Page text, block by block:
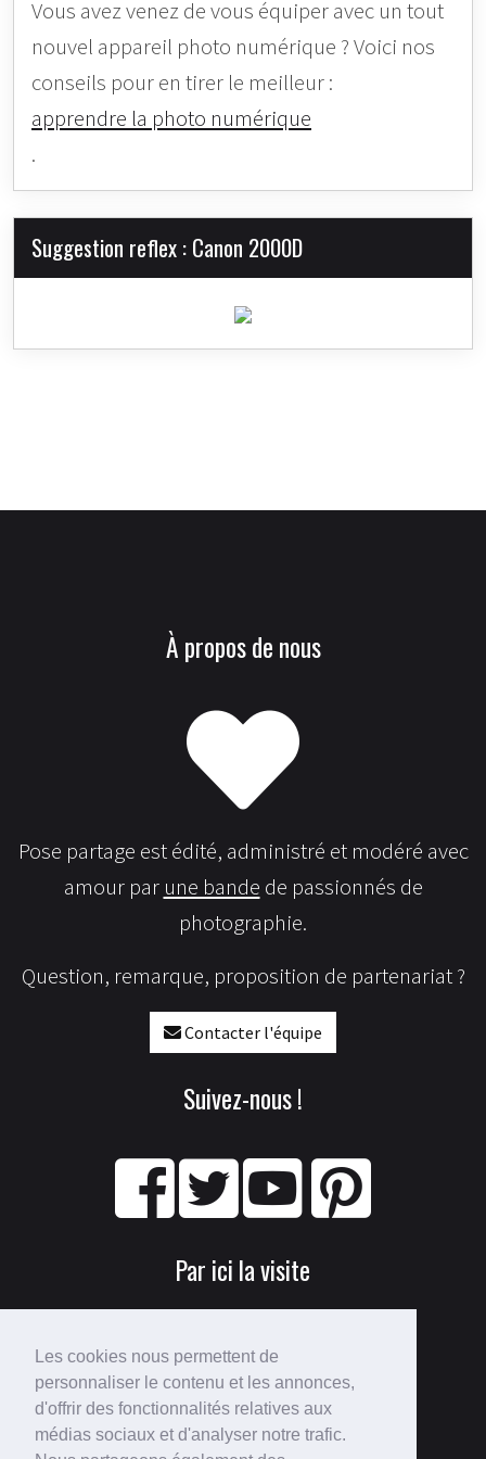
Les cookies nous permettent de
personnaliser le contenu et les annonces,
d'offrir des fonctionnalités relatives aux
médias sociaux et d'analyser notre trafic.
Vous avez venez de vous équiper avec un tout
nouvel appareil photo numérique ? Voici nos
conseils pour en tirer le meilleur :
apprendre la photo numérique
.
Suggestion reflex : Canon 2000D
À propos de nous
Pose partage est édité, administré et modéré avec
amour par une bande de passionnés de
photographie.
Question, remarque, proposition de partenariat ?
Contacter l'équipe
Suivez-nous !
Par ici la visite